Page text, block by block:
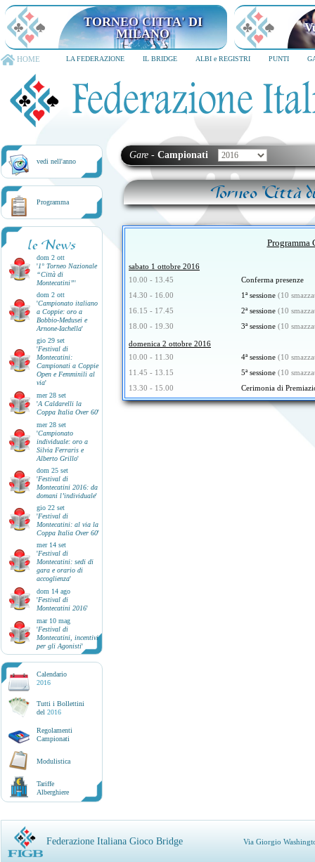
TORNEO CITTA' DI MILANO
6-8 dicembre 2026
HOME LA FEDERAZIONE IL BRIDGE ALBI e REGISTRI PUNTI
vedi nell'anno
Programma
le News
dom 2 ott
'1° Torneo Nazionale
“Città di
Montecatini”'
dom 2 ott
'Campionato italiano
a Coppie: oro a
Bobbio-Medusei e
Arnone-Iachella'
gio 29 set
'Festival di
Montecatini:
Campionati a Coppie
Open e Femminili al
via'
mer 28 set
'A Caldarelli la
Coppa Italia Over 60'
mer 28 set
'Campionato
individuale: oro a
Silvia Ferraris e
Alberto Grillo'
dom 25 set
'Festival di
Montecatini 2016: da
domani l’individuale'
gio 22 set
'Festival di
Montecatini: al via la
Coppa Italia Over 60'
mer 14 set
'Festival di
Montecatini: sedi di
gara e orario di
accoglienza'
dom 14 ago
'Festival di
Montecatini 2016'
mar 10 mag
'Festival di
Montecatini, incentivi
per gli Agonisti'
Calendario
2016
Tutti i Bollettini
del 2016
Regolamenti
Campionati
Modulistica
Tariffe
Alberghiere
Gare - Campionati
Torneo "Città
Programma
sabato 1 ottobre 2016
10.00 - 13.45
Conferma presenze
14.30 - 16.00
1ª sessione (10
16.15 - 17.45
2ª sessione (10
18.00 - 19.30
3ª sessione (10
domenica 2 ottobre 2016
10.00 - 11.30
4ª sessione (10
11.45 - 13.15
5ª sessione (10
13.30 - 15.00
Cerimonia di
Federazione Italiana Gioco Bridge Via Giorgio